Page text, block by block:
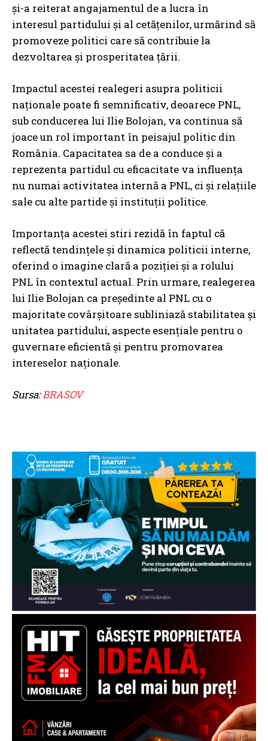
și-a reiterat angajamentul de a lucra în
interesul partidului și al cetățenilor, urmărind să
promoveze politici care să contribuie la
dezvoltarea și prosperitatea țării.
Impactul acestei realegeri asupra politicii
naționale poate fi semnificativ, deoarece PNL,
sub conducerea lui Ilie Bolojan, va continua să
joace un rol important în peisajul politic din
România. Capacitatea sa de a conduce și a
reprezenta partidul cu eficacitate va influența
nu numai activitatea internă a PNL, ci și relațiile
sale cu alte partide și instituții politice.
Importanța acestei stiri rezidă în faptul că
reflectă tendințele și dinamica politicii interne,
oferind o imagine clară a poziției și a rolului
PNL în contextul actual. Prin urmare, realegerea
lui Ilie Bolojan ca președinte al PNL cu o
majoritate covârșitoare subliniază stabilitatea și
unitatea partidului, aspecte esențiale pentru o
guvernare eficientă și pentru promovarea
intereselor naționale.
Sursa:BRASOV